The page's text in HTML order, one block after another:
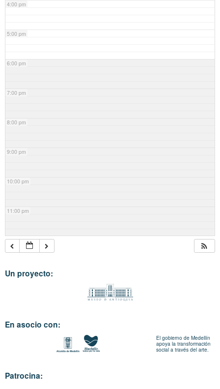
4:00 pm
5:00 pm
6:00 pm
7:00 pm
8:00 pm
9:00 pm
10:00 pm
11:00 pm
Un proyecto:
En asocio con:
El gobierno de Medellín
apoya la transformación
social a través del arte.
Patrocina: